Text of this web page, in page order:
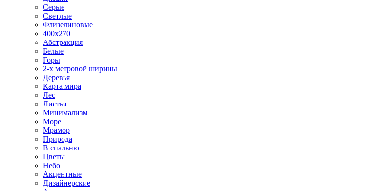
Серые
Светлые
Флизелиновые
400х270
Абстракция
Белые
Горы
2-х метровой ширины
Деревья
Карта мира
Лес
Листья
Минимализм
Море
Мрамор
Природа
В спальню
Цветы
Небо
Акцентные
Дизайнерские